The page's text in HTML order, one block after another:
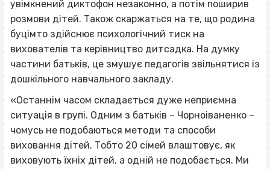
увімкнений диктофон незаконно, а потім поширив
розмови дітей. Також скаржаться на те, що родина
буцімто здійснює психологічний тиск на
вихователів та керівництво дитсадка. На думку
частини батьків, це змушує педагогів звільнятися із
дошкільного навчального закладу.
«Останнім часом складається дуже неприємна
ситуація в групі. Одним з батьків – Чорноіваненко –
чомусь не подобаються методи та способи
виховання дітей. Тобто 20 сімей влаштовує, як
виховують їхніх дітей, а одній не подобається. Ми